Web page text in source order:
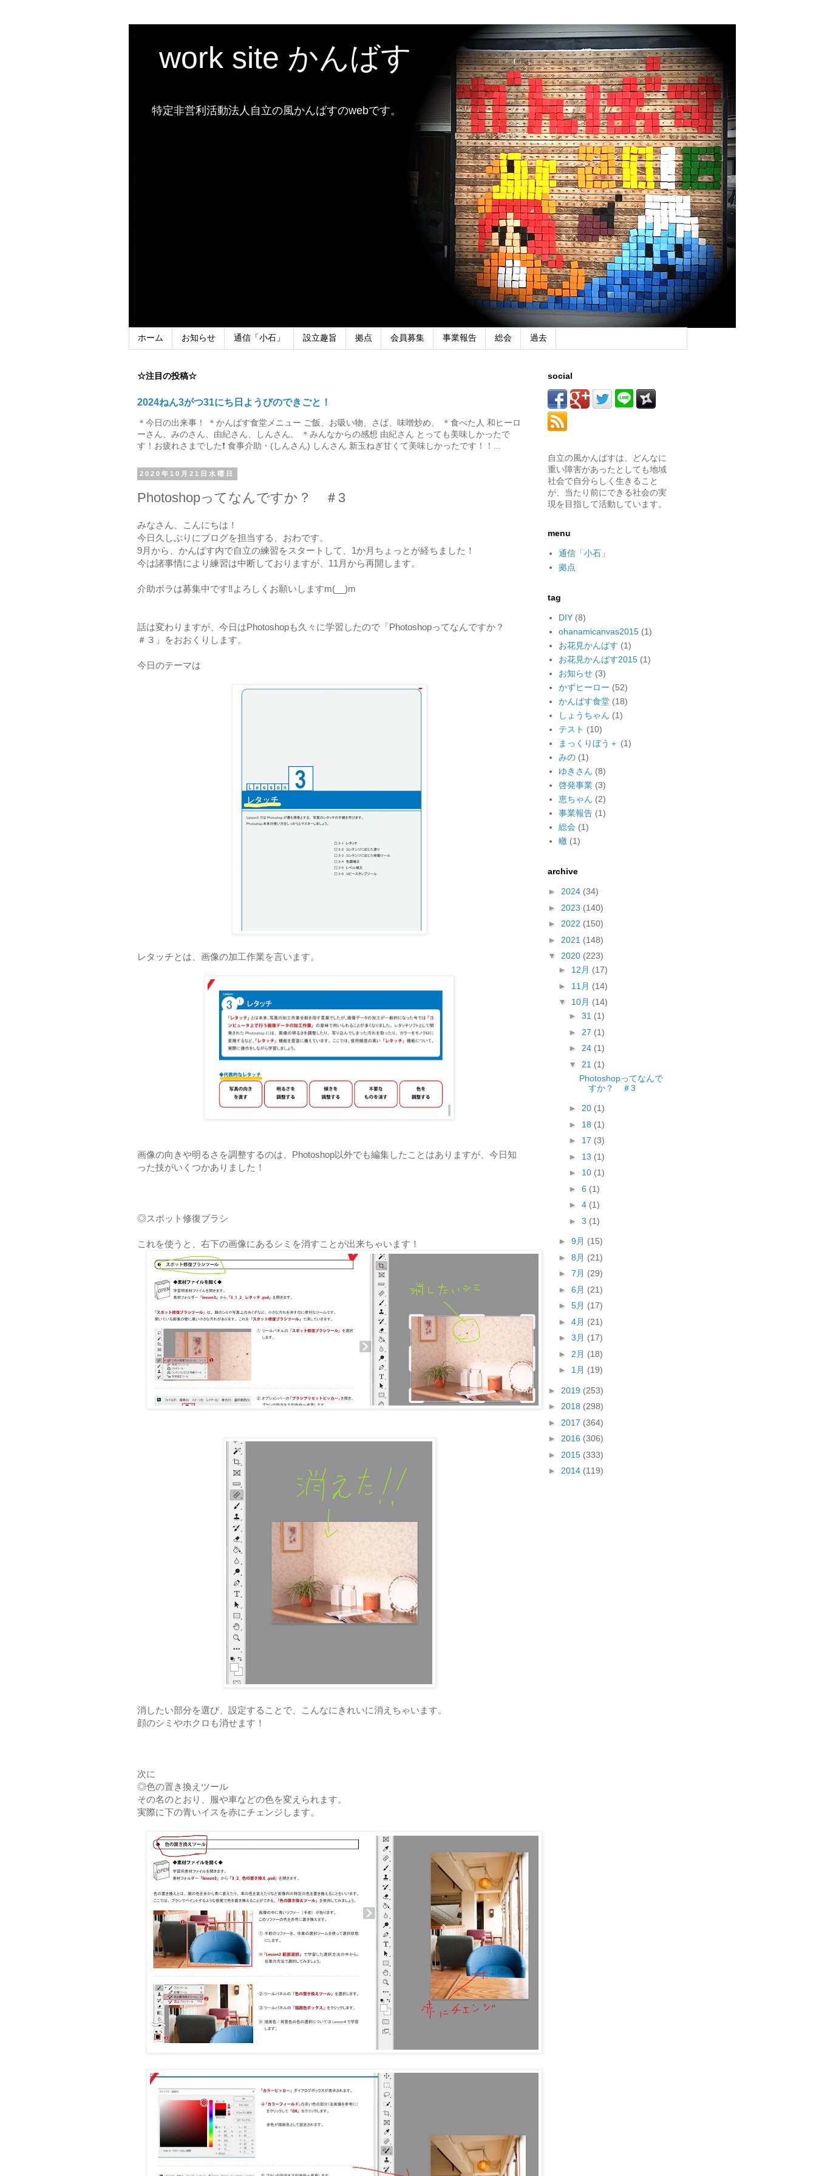
work site かんばす
特定非営利活動法人自立の風かんばすのwebです。
ホーム お知らせ 通信「小石」 設立趣旨 拠点 会員募集 事業報告 総会 過去
☆注目の投稿☆
2024ねん3がつ31にち日ようびのできごと！
＊今日の出来事！ ＊かんばす食堂メニュー ご飯、お吸い物、さば、味噌炒め、 ＊食べた人 和ヒーロ
ーさん、みのさん、由紀さん、しんさん。 ＊みんなからの感想 由紀さん とっても美味しかったで
す！お疲れさまでした❗ 食事介助・(しんさん) しんさん 新玉ねぎ甘くて美味しかったです！！...
2020年10月21日水曜日
Photoshopってなんですか？ ＃3
みなさん、こんにちは！
今日久しぶりにブログを担当する、おわです。
9月から、かんばす内で自立の練習をスタートして、1か月ちょっとが経ちました！
今は諸事情により練習は中断しておりますが、11月から再開します。
介助ボラは募集中です‼よろしくお願いしますm(__)m
話は変わりますが、今日はPhotoshopも久々に学習したので「Photoshopってなんですか？
＃３」をおおくりします。
今日のテーマは
レタッチとは、画像の加工作業を言います。
画像の向きや明るさを調整するのは、Photoshop以外でも編集したことはありますが、今日知
った技がいくつかありました！
◎スポット修復ブラシ
これを使うと、右下の画像にあるシミを消すことが出来ちゃいます！
消したい部分を選び、設定することで、こんなにきれいに消えちゃいます。
顔のシミやホクロも消せます！
次に
◎色の置き換えツール
その名のとおり、服や車などの色を変えられます。
実際に下の青いイスを赤にチェンジします。
social
自立の風かんばすは、どんなに
重い障害があったとしても地域
社会で自分らしく生きること
が、当たり前にできる社会の実
現を目指して活動しています。
menu
通信「小石」
拠点
tag
DIY (8)
ohanamicanvas2015 (1)
お花見かんばす (1)
お花見かんばす2015 (1)
お知らせ (3)
かずヒーロー (52)
かんばす食堂 (18)
しょうちゃん (1)
テスト (10)
まっくりぼう＋ (1)
みの (1)
ゆきさん (8)
啓発事業 (3)
恵ちゃん (2)
事業報告 (1)
総会 (1)
轍 (1)
archive
► 2024 (34)
► 2023 (140)
► 2022 (150)
► 2021 (148)
▼ 2020 (223)
► 12月 (17)
► 11月 (14)
▼ 10月 (14)
► 31 (1)
► 27 (1)
► 24 (1)
▼ 21 (1)
Photoshopってなんで
すか？ ＃3
► 20 (1)
► 18 (1)
► 17 (3)
► 13 (1)
► 10 (1)
► 6 (1)
► 4 (1)
► 3 (1)
► 9月 (15)
► 8月 (21)
► 7月 (29)
► 6月 (21)
► 5月 (17)
► 4月 (21)
► 3月 (17)
► 2月 (18)
► 1月 (19)
► 2019 (253)
► 2018 (298)
► 2017 (364)
► 2016 (306)
► 2015 (333)
► 2014 (119)